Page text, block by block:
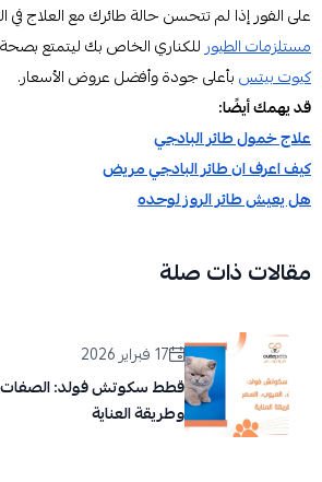
على الفور إذا لم تتحسن حالة طائرك مع العلاج
مستلزمات الطيور للكناري الخاص بك ليتمتع
كيوت بيتسبأعلى جودة وأفضل عروض الأسعار.
قد يهمك أيضًا:
علاج خمول طائر البادجي
كيف اعرف ان طائر البادجي مريض
هل يعيش طائر الروز لوحده
مقالات ذات صلة
17 فبراير 2026
قطط سكوتش فولد: الصفات،
وطريقة العناية